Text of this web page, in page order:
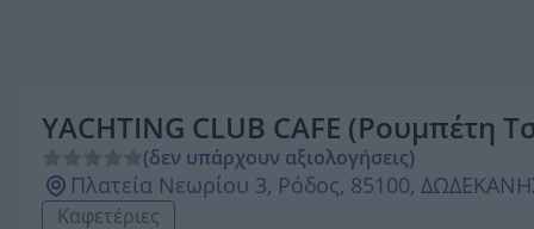
YACHTING CLUB CAFE (Ρουμπέτη
(δεν υπάρχουν αξιολογήσεις)
Πλατεία Νεωρίου 3, Ρόδος, 85100,
Καφετέριες